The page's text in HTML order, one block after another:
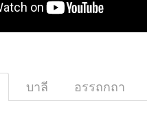
บาลี อรรถกถา